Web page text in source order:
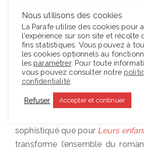
jeu incarné qui fait oublier le jeu,
sophistiqué que pour Leurs
transforme l’ensemble du
Nous utilisons des cookies
La Parafe utilise des cookies pour
l'expérience sur son site et récolte
fins statistiques. Vous pouvez à
les cookies optionnels au
les paramétrer. Pour toute
vous pouvez consulter notre
confidentialité.
Refuser Accepter et continuer